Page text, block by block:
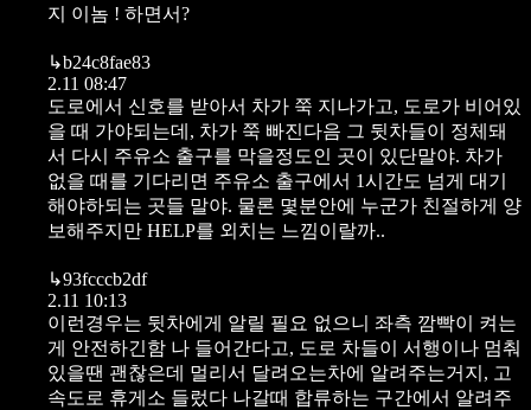
지 이놈 ! 하면서?
↳b24c8fae83
2.11 08:47
도로에서 신호를 받아서 차가 쭉 지나가고, 도로가 비어있
을 때 가야되는데, 차가 쭉 빠진다음 그 뒷차들이 정체돼
서 다시 주유소 출구를 막을정도인 곳이 있단말야. 차가
없을 때를 기다리면 주유소 출구에서 1시간도 넘게 대기
해야하되는 곳들 말야. 물론 몇분안에 누군가 친절하게 양
보해주지만 HELP를 외치는 느낌이랄까..
↳93fcccb2df
2.11 10:13
이런경우는 뒷차에게 알릴 필요 없으니 좌측 깜빡이 켜는
게 안전하긴함 나 들어간다고, 도로 차들이 서행이나 멈춰
있을땐 괜찮은데 멀리서 달려오는차에 알려주는거지, 고
속도로 휴게소 들렀다 나갈때 합류하는 구간에서 알려주